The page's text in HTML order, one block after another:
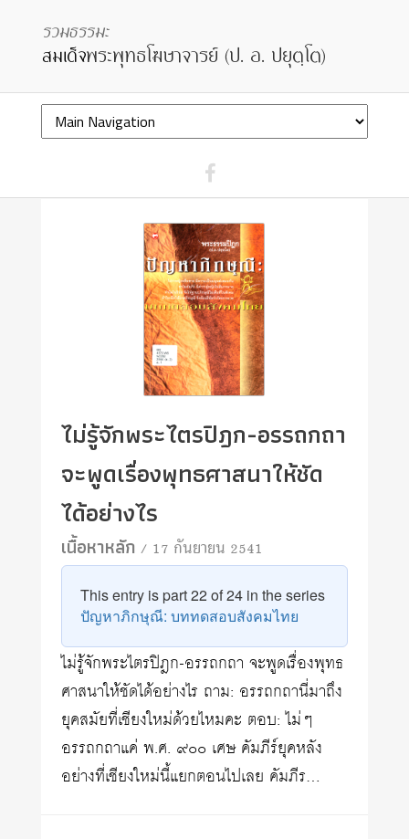
ไม่รู้จักพระไตรปิฎก-อรรถกถา
จะพูดเรื่องพุทธศาสนาให้ชัด
ได้อย่างไร
เนื้อหาหลัก/ 17 กันยายน 2541
This entry is part 22 of 24 in the series
ปัญหาภิกษุณี: บททดสอบสังคมไทย
ไม่รู้จักพระไตรปิฎก-อรรถกถา จะพูดเรื่องพุทธ
ศาสนาให้ชัดได้อย่างไร ถาม: อรรถกถานี่มาถึง
ยุคสมัยที่เชียงใหม่ด้วยไหมคะ ตอบ: ไม่ๆ
อรรถกถาแค่ พ.ศ. ๙๐๐ เศษ คัมภีร์ยุคหลัง
อย่างที่เชียงใหม่นี้แยกตอนไปเลย คัมภีร…